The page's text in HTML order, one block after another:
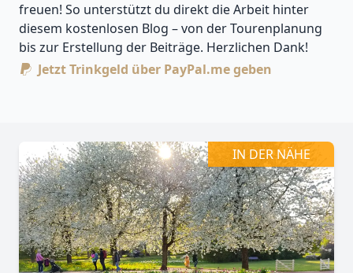
freuen! So unterstützt du direkt die Arbeit hinter
diesem kostenlosen Blog – von der Tourenplanung
bis zur Erstellung der Beiträge. Herzlichen Dank!
Jetzt Trinkgeld über PayPal.me geben
IN DER NÄHE